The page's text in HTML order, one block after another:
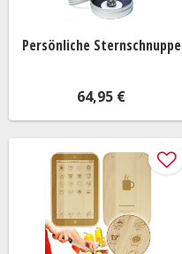
Persönliche Sternschnuppe
64,95 €